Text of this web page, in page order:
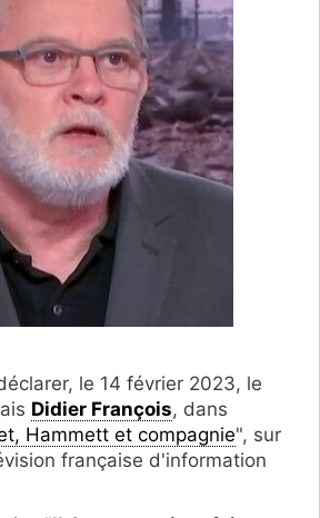
le 14 février 2023, le
Didier François, dans
Hammett et compagnie", sur
française d'information